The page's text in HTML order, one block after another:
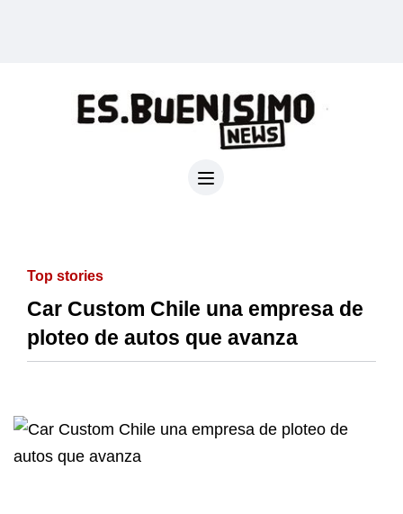
Top stories
Car Custom Chile una empresa de
ploteo de autos que avanza